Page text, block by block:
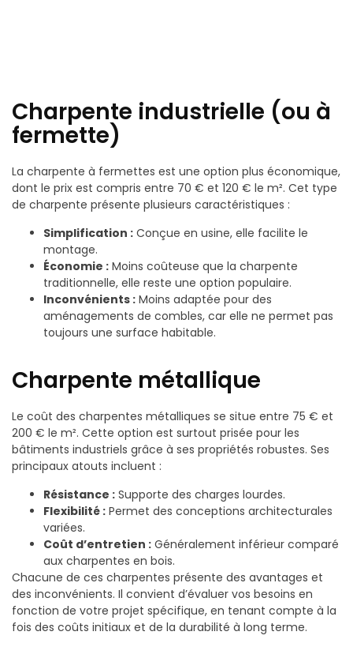
Charpente industrielle (ou à
fermette)
La charpente à fermettes est une option plus économique,
dont le prix est compris entre 70 € et 120 € le m². Cet type
de charpente présente plusieurs caractéristiques :
Simplification : Conçue en usine, elle facilite le
montage.
Économie : Moins coûteuse que la charpente
traditionnelle, elle reste une option populaire.
Inconvénients : Moins adaptée pour des
aménagements de combles, car elle ne permet pas
toujours une surface habitable.
Charpente métallique
Le coût des charpentes métalliques se situe entre 75 € et
200 € le m². Cette option est surtout prisée pour les
bâtiments industriels grâce à ses propriétés robustes. Ses
principaux atouts incluent :
Résistance : Supporte des charges lourdes.
Flexibilité : Permet des conceptions architecturales
variées.
Coût d’entretien : Généralement inférieur comparé
aux charpentes en bois.
Chacune de ces charpentes présente des avantages et
des inconvénients. Il convient d’évaluer vos besoins en
fonction de votre projet spécifique, en tenant compte à la
fois des coûts initiaux et de la durabilité à long terme.